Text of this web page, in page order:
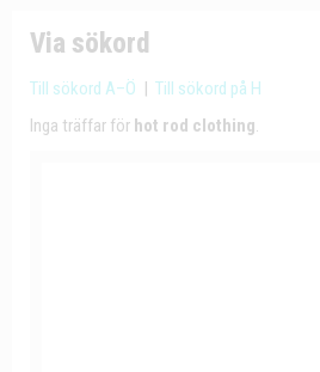
Via sökord
Till sökord A–Ö | Till sökord på H
Inga träffar för hot rod clothing.